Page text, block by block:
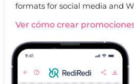
formats for social media and
Ver cómo crear